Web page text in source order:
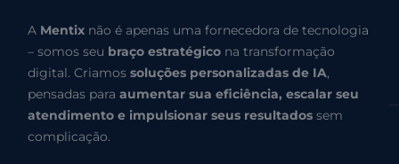
A Mentix não é apenas uma fornecedora de tecnologia
– somos seu braço estratégico na transformação
digital. Criamossoluções personalizadas de IA,
pensadas paraaumentar sua eficiência, escalar seu
atendimento e impulsionar seus resultados sem
complicação.